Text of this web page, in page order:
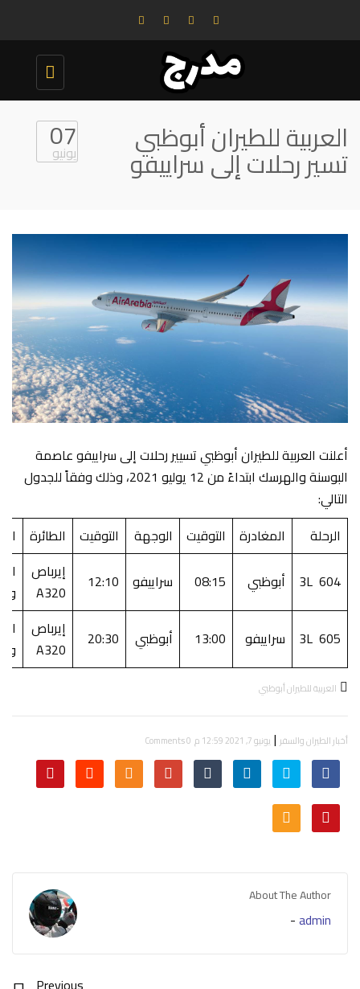
Toggle
navigation
العربية للطيران أبوظبي
تسير رحلات إلى سراييفو
07
يونيو
أعلنت العربية للطيران أبوظبي تسيير رحلات إلى سراييفو عاصمة
البوسنة والهرسك ابتداءً من 12 يوليو 2021، وذلك وفقاً للجدول
التالي:
الرحلة
المغادرة التوقيت الوجهة التوقيت الطائرة
3L 604
أبوظبي 08:15 سراييفو 12:10
إيرباص
A320
3L 605
سراييفو 13:00 أبوظبي 20:30
إيرباص
A320
العربية للطيران أبوظبي
أخبار الطيران والسفر| يونيو 7, 2021 12:59 م 0 Comments
About The Author
admin
-